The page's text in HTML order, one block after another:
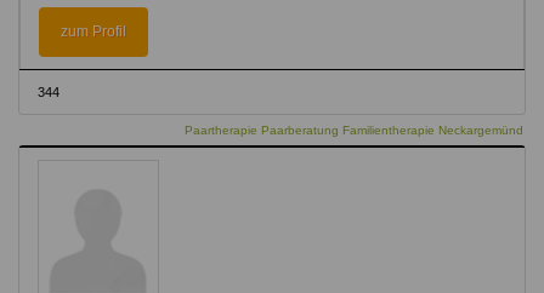
zum Profil
344
Paartherapie Paarberatung Familientherapie Neckargemünd